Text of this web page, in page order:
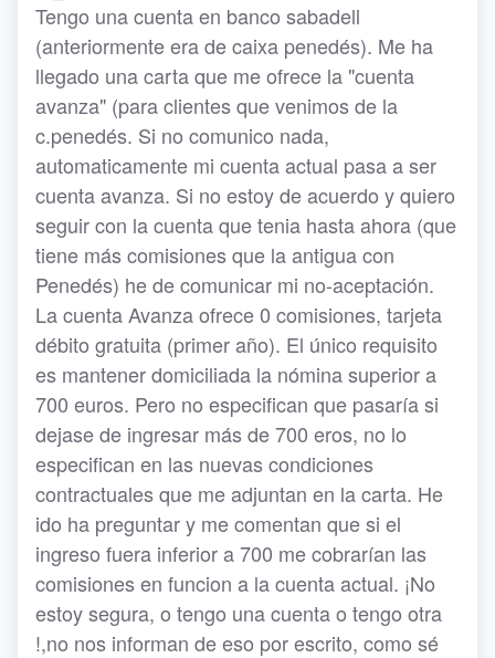
Tengo una cuenta en banco sabadell
(anteriormente era de caixa penedés). Me ha
llegado una carta que me ofrece la "cuenta
avanza" (para clientes que venimos de la
c.penedés. Si no comunico nada,
automaticamente mi cuenta actual pasa a ser
cuenta avanza. Si no estoy de acuerdo y quiero
seguir con la cuenta que tenia hasta ahora (que
tiene más comisiones que la antigua con
Penedés) he de comunicar mi no-aceptación.
La cuenta Avanza ofrece 0 comisiones, tarjeta
débito gratuita (primer año). El único requisito
es mantener domiciliada la nómina superior a
700 euros. Pero no especifican que pasaría si
dejase de ingresar más de 700 eros, no lo
especifican en las nuevas condiciones
contractuales que me adjuntan en la carta. He
ido ha preguntar y me comentan que si el
ingreso fuera inferior a 700 me cobrarían las
comisiones en funcion a la cuenta actual. ¡No
estoy segura, o tengo una cuenta o tengo otra
!,no nos informan de eso por escrito, como sé